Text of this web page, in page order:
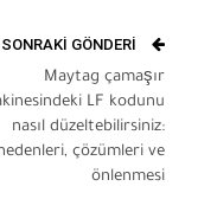
SONRAKI GÖNDERI
Maytag çamaşır
LF kodunu
nasıl düzeltebilirsiniz:
çözümleri ve
önlenmesi